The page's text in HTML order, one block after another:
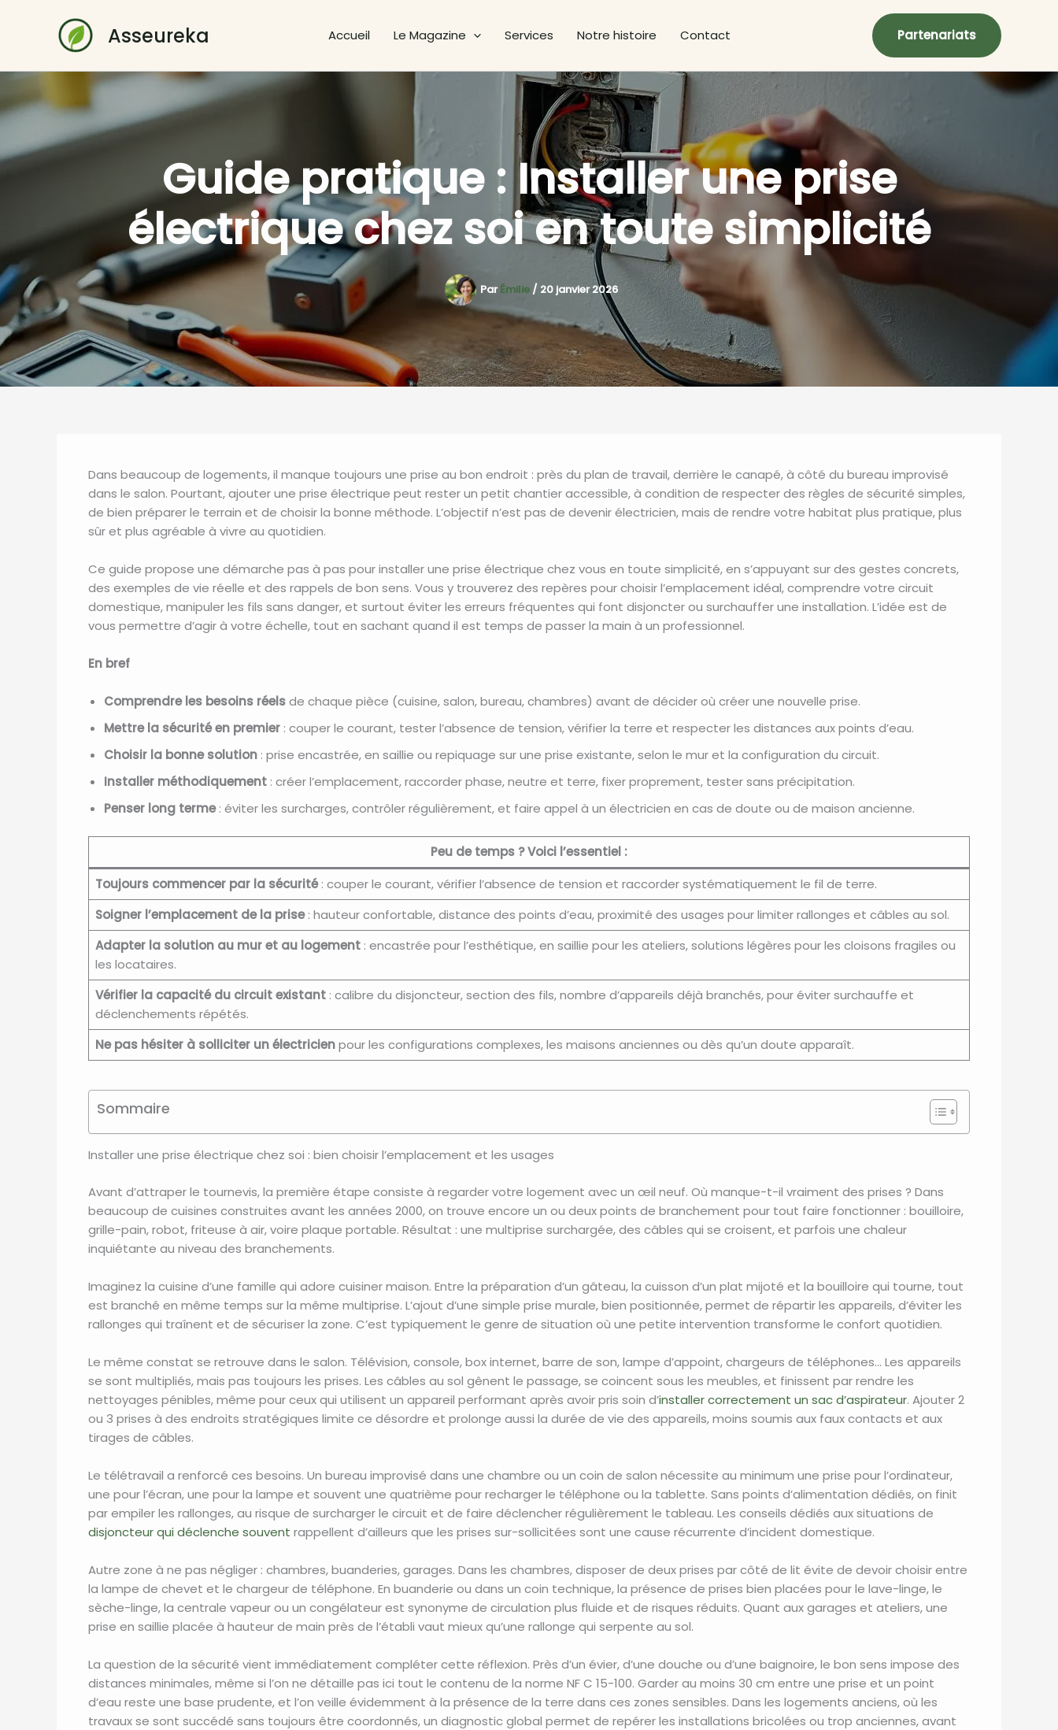
Asseureka Accueil Le Magazine Services Notre histoire Contact Partenariats
Guide pratique : Installer une prise
électrique chez soi en toute simplicité
ParÉmilie / 20 janvier 2026
Dans beaucoup de logements, il manque toujours une prise au bon endroit : près du plan de travail, derrière le canapé, à côté du bureau improvisé
dans le salon. Pourtant, ajouter une prise électrique peut rester un petit chantier accessible, à condition de respecter des règles de sécurité simples,
de bien préparer le terrain et de choisir la bonne méthode. L’objectif n’est pas de devenir électricien, mais de rendre votre habitat plus pratique, plus
sûr et plus agréable à vivre au quotidien.
Ce guide propose une démarche pas à pas pour installer une prise électrique chez vous en toute simplicité, en s’appuyant sur des gestes concrets,
des exemples de vie réelle et des rappels de bon sens. Vous y trouverez des repères pour choisir l’emplacement idéal, comprendre votre circuit
domestique, manipuler les fils sans danger, et surtout éviter les erreurs fréquentes qui font disjoncter ou surchauffer une installation. L’idée est de
vous permettre d’agir à votre échelle, tout en sachant quand il est temps de passer la main à un professionnel.
En bref
Comprendre les besoins réelsde chaque pièce (cuisine, salon, bureau, chambres) avant de décider où créer une nouvelle prise.
Mettre la sécurité en premier : couper le courant, tester l’absence de tension, vérifier la terre et respecter les distances aux points d’eau.
Choisir la bonne solution : prise encastrée, en saillie ou repiquage sur une prise existante, selon le mur et la configuration du circuit.
Installer méthodiquement : créer l’emplacement, raccorder phase, neutre et terre, fixer proprement, tester sans précipitation.
Penser long terme: éviter les surcharges, contrôler régulièrement, et faire appel à un électricien en cas de doute ou de maison ancienne.
Peu de temps ? Voici l’essentiel :
Toujours commencer par la sécurité: couper le courant, vérifier l’absence de tension et raccorder systématiquement le fil de terre.
Soigner l’emplacement de la prise: hauteur confortable, distance des points d’eau, proximité des usages pour limiter rallonges et câbles au sol.
Adapter la solution au mur et au logement: encastrée pour l’esthétique, en saillie pour les ateliers, solutions légères pour les cloisons fragiles ou
les locataires.
Vérifier la capacité du circuit existant: calibre du disjoncteur, section des fils, nombre d’appareils déjà branchés, pour éviter surchauffe et
déclenchements répétés.
Ne pas hésiter à solliciter un électricienpour les configurations complexes, les maisons anciennes ou dès qu’un doute apparaît.
Sommaire
Installer une prise électrique chez soi : bien choisir l’emplacement et les usages
Avant d’attraper le tournevis, la première étape consiste à regarder votre logement avec un œil neuf. Où manque-t-il vraiment des prises ? Dans
beaucoup de cuisines construites avant les années 2000, on trouve encore un ou deux points de branchement pour tout faire fonctionner : bouilloire,
grille-pain, robot, friteuse à air, voire plaque portable. Résultat : une multiprise surchargée, des câbles qui se croisent, et parfois une chaleur
inquiétante au niveau des branchements.
Imaginez la cuisine d’une famille qui adore cuisiner maison. Entre la préparation d’un gâteau, la cuisson d’un plat mijoté et la bouilloire qui tourne, tout
est branché en même temps sur la même multiprise. L’ajout d’une simple prise murale, bien positionnée, permet de répartir les appareils, d’éviter les
rallonges qui traînent et de sécuriser la zone. C’est typiquement le genre de situation où une petite intervention transforme le confort quotidien.
Le même constat se retrouve dans le salon. Télévision, console, box internet, barre de son, lampe d’appoint, chargeurs de téléphones… Les appareils
se sont multipliés, mais pas toujours les prises. Les câbles au sol gênent le passage, se coincent sous les meubles, et finissent par rendre les
nettoyages pénibles, même pour ceux qui utilisent un appareil performant après avoir pris soin d’installer correctement un sac d’aspirateur. Ajouter 2
ou 3 prises à des endroits stratégiques limite ce désordre et prolonge aussi la durée de vie des appareils, moins soumis aux faux contacts et aux
tirages de câbles.
Le télétravail a renforcé ces besoins. Un bureau improvisé dans une chambre ou un coin de salon nécessite au minimum une prise pour l’ordinateur,
une pour l’écran, une pour la lampe et souvent une quatrième pour recharger le téléphone ou la tablette. Sans points d’alimentation dédiés, on finit
par empiler les rallonges, au risque de surcharger le circuit et de faire déclencher régulièrement le tableau. Les conseils dédiés aux situations de
disjoncteur qui déclenche souvent rappellent d’ailleurs que les prises sur-sollicitées sont une cause récurrente d’incident domestique.
Autre zone à ne pas négliger : chambres, buanderies, garages. Dans les chambres, disposer de deux prises par côté de lit évite de devoir choisir entre
la lampe de chevet et le chargeur de téléphone. En buanderie ou dans un coin technique, la présence de prises bien placées pour le lave-linge, le
sèche-linge, la centrale vapeur ou un congélateur est synonyme de circulation plus fluide et de risques réduits. Quant aux garages et ateliers, une
prise en saillie placée à hauteur de main près de l’établi vaut mieux qu’une rallonge qui serpente au sol.
La question de la sécurité vient immédiatement compléter cette réflexion. Près d’un évier, d’une douche ou d’une baignoire, le bon sens impose des
distances minimales, même si l’on ne détaille pas ici tout le contenu de la norme NF C 15-100. Garder au moins 30 cm entre une prise et un point
d’eau reste une base prudente, et l’on veille évidemment à la présence de la terre dans ces zones sensibles. Dans les logements anciens, où les
travaux se sont succédé sans toujours être coordonnés, un diagnostic global permet de repérer les installations bricolées ou trop anciennes, avant